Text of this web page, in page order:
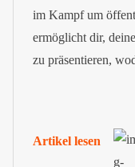
im Kampf um
ermöglicht dir,
zu präsentieren,
gerechtfertigte
Artikel lesen